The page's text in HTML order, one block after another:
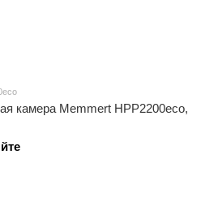
камера Memmert HPP2200eco,